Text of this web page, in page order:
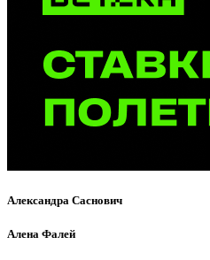
Александра Саснович
Алена Фалей